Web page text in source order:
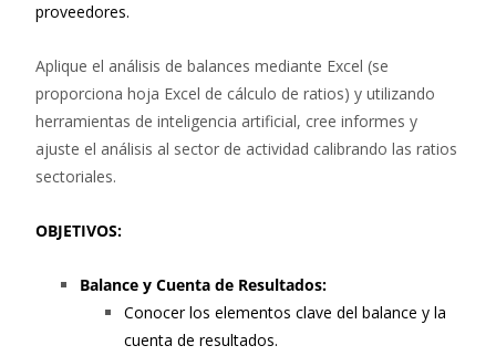
proveedores.
Aplique el análisis de balances mediante Excel (se
proporciona hoja Excel de cálculo de ratios) y utilizando
herramientas de inteligencia artificial, cree informes y
ajuste el análisis al sector de actividad calibrando las ratios
sectoriales.
OBJETIVOS:
Balance y Cuenta de Resultados:
Conocer los elementos clave del balance y la
cuenta de resultados.